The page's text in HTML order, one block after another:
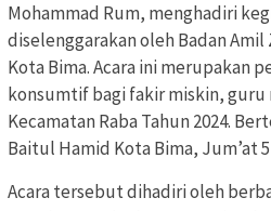
Mohammad Rum, menghadiri
diselenggarakan oleh Badan Amil
Kota Bima. Acara ini merupakan
konsumtif bagi fakir miskin, guru
Kecamatan Raba Tahun 2024.
Baitul Hamid Kota Bima, Jum’at 5
Acara tersebut dihadiri oleh